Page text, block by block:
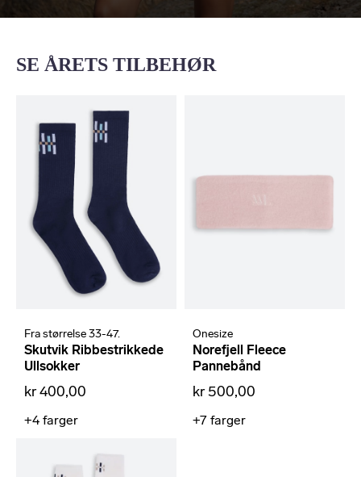
SE ÅRETS TILBEHØR
Fra størrelse 33-47.
Skutvik Ribbestrikkede
Ullsokker
kr 400,00
+4 farger
Onesize
Norefjell Fleece
Pannebånd
kr 500,00
+7 farger